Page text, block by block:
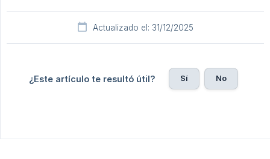
Actualizado el: 31/12/2025
¿Este artículo te resultó útil? Sí No